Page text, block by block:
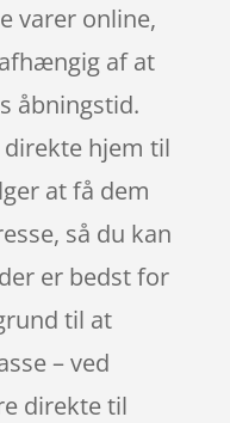
varer online,
af at
åbningstid.
hjem til
at få dem
så du kan
er bedst for
til at
– ved
direkte til